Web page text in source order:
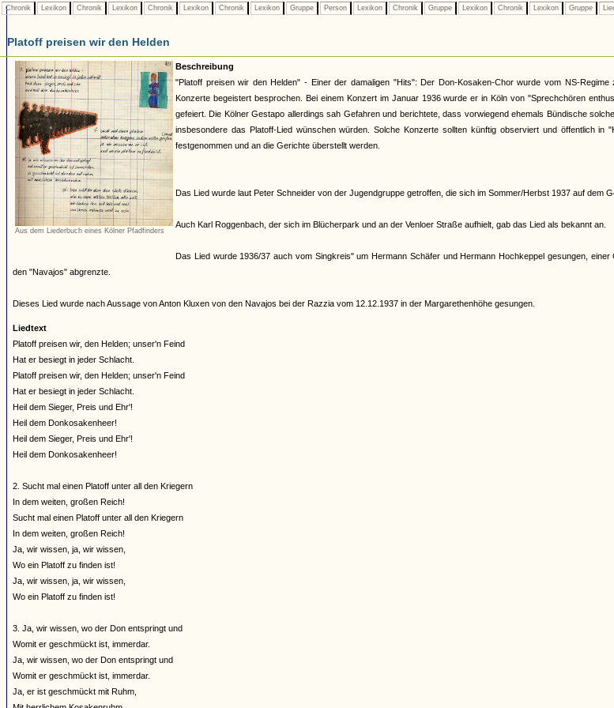
Chronik Lexikon Chronik Lexikon Chronik Lexikon Chronik Lexikon Gruppe Person Lexikon Chronik Gruppe Lexikon Chronik Lexikon Gruppe
Platoff preisen wir den Helden
Aus dem Liederbuch eines Kölner Pfadfinders
Beschreibung
"Platoff preisen wir den Helden" - Einer der damaligen "Hits": Der Don-Kosaken-Chor wurde vom NS-Regime
Konzerte begeistert besprochen. Bei einem Konzert im Januar 1936 wurde er in Köln von "Sprechchören
gefeiert. Die Kölner Gestapo allerdings sah Gefahren und berichtete, dass vorwiegend ehemals Bündische
insbesondere das Platoff-Lied wünschen würden. Solche Konzerte sollten künftig observiert und öffentlich in
festgenommen und an die Gerichte überstellt werden.
Das Lied wurde laut Peter Schneider von der Jugendgruppe getroffen, die sich im Sommer/Herbst 1937 auf dem
Auch Karl Roggenbach, der sich im Blücherpark und an der Venloer Straße aufhielt, gab das Lied als bekannt an.
Das Lied wurde 1936/37 auch vom Singkreis" um Hermann Schäfer und Hermann Hochkeppel gesungen,
den "Navajos" abgrenzte.
Dieses Lied wurde nach Aussage von Anton Kluxen von den Navajos bei der Razzia vom 12.12.1937 in der Margarethenhöhe gesungen.
Liedtext
Platoff preisen wir, den Helden; unser'n Feind
Hat er besiegt in jeder Schlacht.
Platoff preisen wir, den Helden; unser'n Feind
Hat er besiegt in jeder Schlacht.
Heil dem Sieger, Preis und Ehr'!
Heil dem Donkosakenheer!
Heil dem Sieger, Preis und Ehr'!
Heil dem Donkosakenheer!
2. Sucht mal einen Platoff unter all den Kriegern
In dem weiten, großen Reich!
Sucht mal einen Platoff unter all den Kriegern
In dem weiten, großen Reich!
Ja, wir wissen, ja, wir wissen,
Wo ein Platoff zu finden ist!
Ja, wir wissen, ja, wir wissen,
Wo ein Platoff zu finden ist!
3. Ja, wir wissen, wo der Don entspringt und
Womit er geschmückt ist, immerdar.
Ja, wir wissen, wo der Don entspringt und
Womit er geschmückt ist, immerdar.
Ja, er ist geschmückt mit Ruhm,